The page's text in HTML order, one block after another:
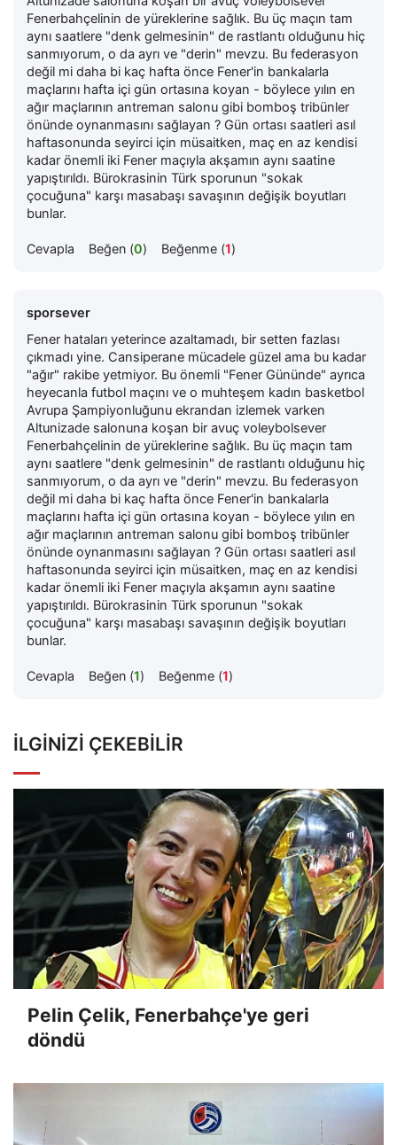
Fenerbahçelinin de yüreklerine sağlık. Bu üç maçın tam
aynı saatlere "denk gelmesinin" de rastlantı olduğunu hiç
sanmıyorum, o da ayrı ve "derin" mevzu. Bu federasyon
değil mi daha bi kaç hafta önce Fener'in bankalarla
maçlarını hafta içi gün ortasına koyan - böylece yılın en
ağır maçlarının antreman salonu gibi bomboş tribünler
önünde oynanmasını sağlayan ? Gün ortası saatleri asıl
haftasonunda seyirci için müsaitken, maç en az kendisi
kadar önemli iki Fener maçıyla akşamın aynı saatine
yapıştırıldı. Bürokrasinin Türk sporunun "sokak
çocuğuna" karşı masabaşı savaşının değişik boyutları
bunlar.
Cevapla Beğen (0) Beğenme (1)
sporsever
Fener hataları yeterince azaltamadı, bir setten fazlası
çıkmadı yine. Cansiperane mücadele güzel ama bu kadar
"ağır" rakibe yetmiyor. Bu önemli "Fener Gününde" ayrıca
heyecanla futbol maçını ve o muhteşem kadın basketbol
Avrupa Şampiyonluğunu ekrandan izlemek varken
Altunizade salonuna koşan bir avuç voleybolsever
Fenerbahçelinin de yüreklerine sağlık. Bu üç maçın tam
aynı saatlere "denk gelmesinin" de rastlantı olduğunu hiç
sanmıyorum, o da ayrı ve "derin" mevzu. Bu federasyon
değil mi daha bi kaç hafta önce Fener'in bankalarla
maçlarını hafta içi gün ortasına koyan - böylece yılın en
ağır maçlarının antreman salonu gibi bomboş tribünler
önünde oynanmasını sağlayan ? Gün ortası saatleri asıl
haftasonunda seyirci için müsaitken, maç en az kendisi
kadar önemli iki Fener maçıyla akşamın aynı saatine
yapıştırıldı. Bürokrasinin Türk sporunun "sokak
çocuğuna" karşı masabaşı savaşının değişik boyutları
bunlar.
Cevapla Beğen (1) Beğenme (1)
İLGINIZI ÇEKEBILIR
Pelin Çelik, Fenerbahçe'ye geri
döndü